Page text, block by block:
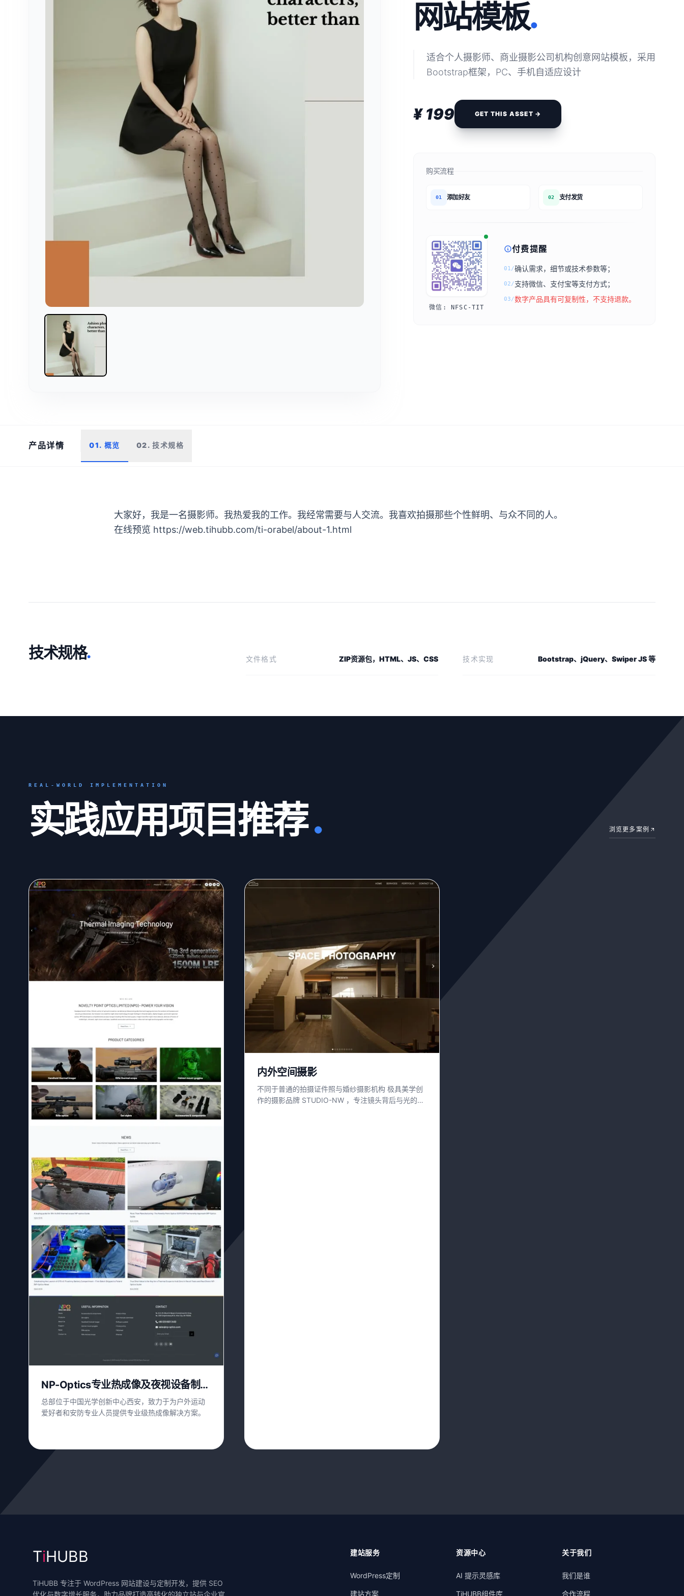
网站模板.
适合个人摄影师、商业摄影公司机构创意网站模板，采用
Bootstrap框架，PC、手机自适应设计
¥ 199 GET THIS ASSET →
购买流程
01 添加好友 02 支付发货
微信: NFSC-TIT
付费提醒
01/确认需求，细节或技术参数等；
02/支持微信、支付宝等支付方式；
03/数字产品具有可复制性，不支持退款。
产品详情 01. 概览 02. 技术规格
大家好，我是一名摄影师。我热爱我的工作。我经常需要与人交流。我喜欢拍摄那些个性鲜明、与众不同的人。
在线预览 https://web.tihubb.com/ti-orabel/about-1.html
技术规格. 文件格式 ZIP资源包，HTML、JS、CSS 技术实现 Bootstrap、jQuery、Swiper JS 等
REAL-WORLD IMPLEMENTATION
实践应用项目推荐. 浏览更多案例
NP-Optics专业热成像及夜视设备制造
商
总部位于中国光学创新中心西安，致力于为户外运动
爱好者和安防专业人员提供专业级热成像解决方案。
内外空间摄影
不同于普通的拍摄证件照与婚纱摄影机构 极具美学创
作的摄影品牌 STUDIO-NW ，专注镜头背后与光的邂
TiHUBB
TiHUBB 专注于 WordPress 网站建设与定制开发，提供 SEO
优化与数字增长服务，助力品牌打造高转化的独立站与企业官
建站服务
WordPress定制
建站方案
资源中心
AI 提示灵感库
TiHUBB组件库
关于我们
我们是谁
合作流程